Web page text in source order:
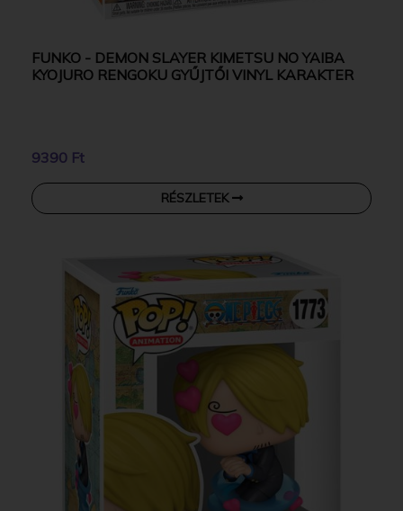
FUNKO - DEMON SLAYER KIMETSU NO YAIBA
KYOJURO RENGOKU GYŰJTŐI VINYL KARAKTER
9390 Ft
RÉSZLETEK